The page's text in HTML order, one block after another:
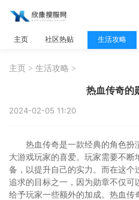
主页 社区热贴 生活攻略
主页 > 生活攻略 >
热血传奇的
2024-02-05 11:20
热血传奇是一款经典的角色扮
大游戏玩家的喜爱。玩家需要不
备，以提升自己的实力。而在这个
追求的目标之一，因为勋章不仅
给予玩家一些额外的加成。热血传